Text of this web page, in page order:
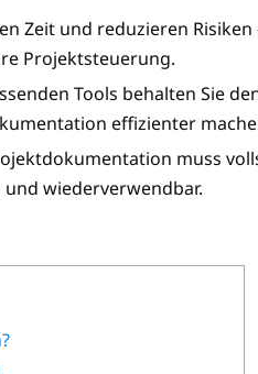
Zeit und reduzieren
Projektsteuerung.
Tools behalten Sie
effizienter
muss
wiederverwendbar.